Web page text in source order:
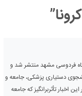
فردوسی مشهد منتشر شد و
دستیاری پزشکی، جامعه و
اخبار تأثربرانگیز که جامعه